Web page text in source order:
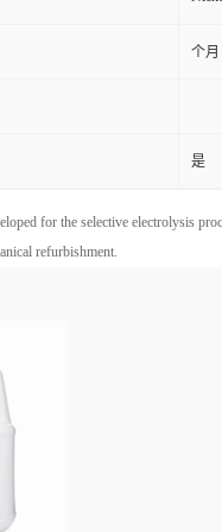
个月
是
for the selective electrolysis
refurbishment.